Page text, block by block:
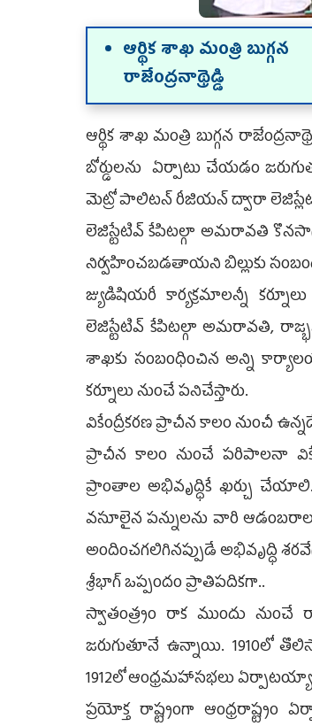
ఆర్థిక శాఖ మంత్రి బుగ్గన
రాజేంద్రనాథ్రెడ్డి
ఆర్థిక శాఖ మంత్రి బుగ్గన
బోర్డులను ఏర్పాటు చేయడం
మెట్రో పాలిటన్ రీజియన్ ద్వారా లెజిస్లేటివ్
లెజిస్టేటివ్ కేపిటల్గా అమరావతి
నిర్వహించబడతాయని బిల్లుకు
జ్యుడిషియరీ కార్యక్రమాలన్నీ
లెజిస్టేటివ్ కేపిటల్గా అమరావతి,
శాఖకు సంబంధించిన అన్ని
కర్నూలు నుంచే పనిచేస్తారు.
వికేంద్రీకరణ ప్రాచీన కాలం నుంచీ
ప్రాచీన కాలం నుంచే పరిపాలనా
ప్రాంతాల అభివృద్ధికే ఖర్చు
వసూలైన పన్నులను వారి
అందించగలిగినప్పుడే అభివృద్ధి
శ్రీభాగ్ ఒప్పందం ప్రాతిపదికగా..
స్వాతంత్ర్యం రాక ముందు
జరుగుతూనే ఉన్నాయి. 1910లో
1912లో ఆంధ్రమహాసభలు
ప్రయోక్త రాష్ట్రంగా